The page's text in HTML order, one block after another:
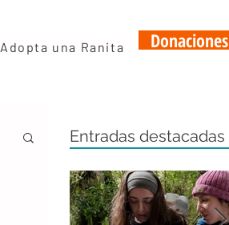
Adopta una Ranita Donaciones
Entradas destacadas